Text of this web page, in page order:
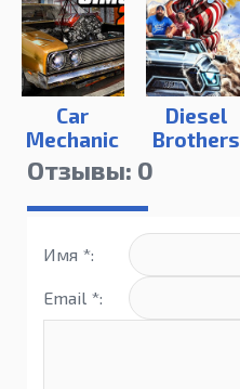
Car
Mechanic
Simulator
2018
Diesel
Brothers
Simulator
Отзывы: 0
Имя *:
Email *: